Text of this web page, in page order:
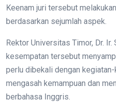
Keenam juri tersebut
berdasarkan sejumlah aspek.
Rektor Universitas Timor, Dr.
kesempatan tersebut
perlu dibekali dengan
mengasah kemampuan dan
berbahasa Inggris.